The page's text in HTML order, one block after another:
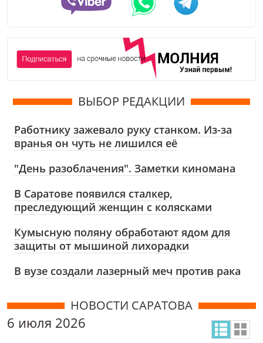
ВЫБОР РЕДАКЦИИ
Работнику зажевало руку станком. Из-за
вранья он чуть не лишился её
"День разоблачения". Заметки киномана
В Саратове появился сталкер,
преследующий женщин с колясками
Кумысную поляну обработают ядом для
защиты от мышиной лихорадки
В вузе создали лазерный меч против рака
НОВОСТИ САРАТОВА
6 июля 2026